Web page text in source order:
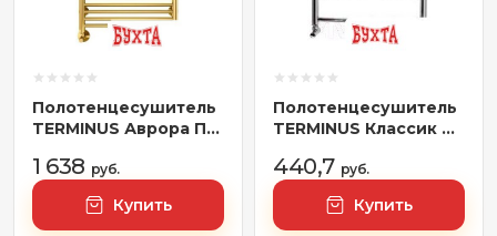
Полотенцесушитель
TERMINUS Аврора П16
1 638 руб.
Купить
Полотенцесушитель
TERMINUS Классик П7
резьбой, хром)
440,7 руб.
Купить